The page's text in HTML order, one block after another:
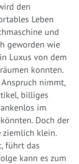
den
Leben
und
geworden wie
Luxus von dem
konnten.
nimmt,
billiges
im
Doch der
ziemlich klein.
führt das
kann es zum